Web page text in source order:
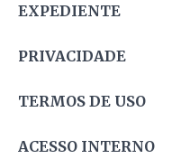
EXPEDIENTE
PRIVACIDADE
TERMOS DE USO
ACESSO INTERNO